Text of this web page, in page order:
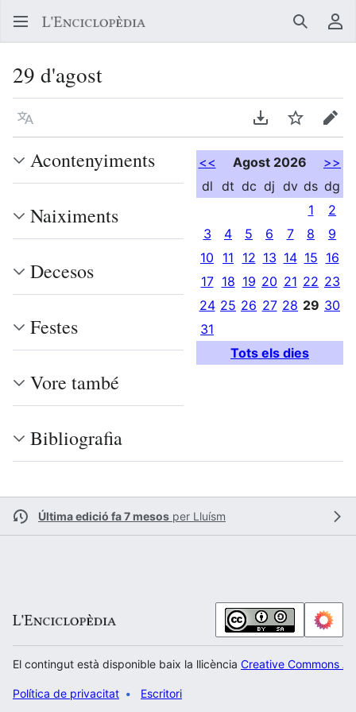
Buscar
29 d'agost
Llegir en un atre idioma Descarregar en
Vigilar
<< Agost 2026
>>
dl dt dc dj dv ds dg
1
2
3
4 5 6 7 8
9
10
11 12 13 14 15 16
17 18 19 20 21 22 23
24 25 26 27 28 29 30
31
Tots els dies
Acontenyiments
Naiximents
Decesos
Festes
Vore també
Bibliografia
Última edició fa 7 mesos per Lluísm
El contingut està disponible baix la llicència Creative Commons
Política de privacitat Escritori